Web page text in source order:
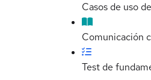
Casos de uso
Comunicación
Test de